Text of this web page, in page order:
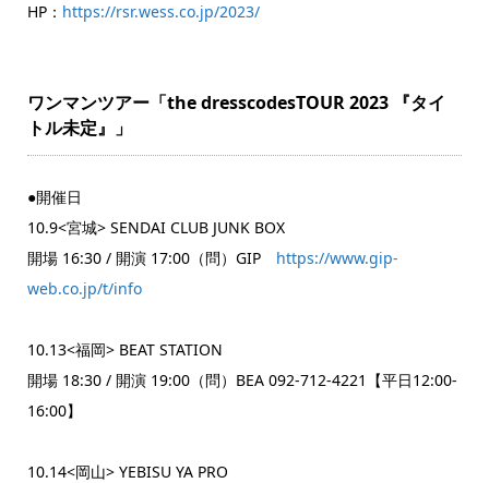
HP： https://rsr.wess.co.jp/2023/
ワンマンツアー「the dresscodesTOUR 2023 『タイ
トル未定』」
●開催日
10.9<宮城> SENDAI CLUB JUNK BOX
開場 16:30 / 開演 17:00（問）GIP https://www.gip-
web.co.jp/t/info
10.13<福岡> BEAT STATION
開場 18:30 / 開演 19:00（問）BEA 092-712-4221【平日12:00-
16:00】
10.14<岡山> YEBISU YA PRO